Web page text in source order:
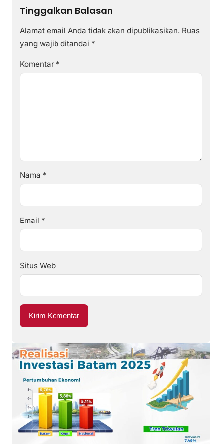
Tinggalkan Balasan
Alamat email Anda tidak akan dipublikasikan. Ruas
yang wajib ditandai *
Komentar *
Nama *
Email *
Situs Web